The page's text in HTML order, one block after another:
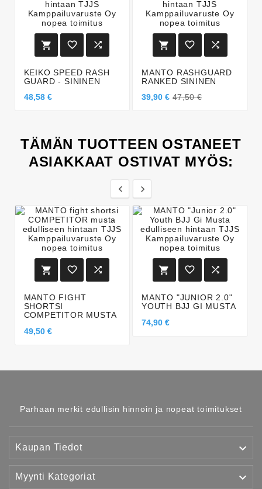
  
KEIKO SPEED RASH
GUARD - SININEN
48,58 €
  
MANTO RASHGUARD
RANKED SININEN
39,90 € 47,50 €
TÄMÄN TUOTTEEN OSTANEET
ASIAKKAAT OSTIVAT MYÖS:
 
  
MANTO FIGHT
SHORTSI
COMPETITOR MUSTA
49,50 €
  
MANTO "JUNIOR 2.0"
YOUTH BJJ GI MUSTA
74,90 €
Parhaan merkit edullisin hinnoin ja nopeat toimitukset
Kaupan Tiedot 
Myynti Kategoriat 